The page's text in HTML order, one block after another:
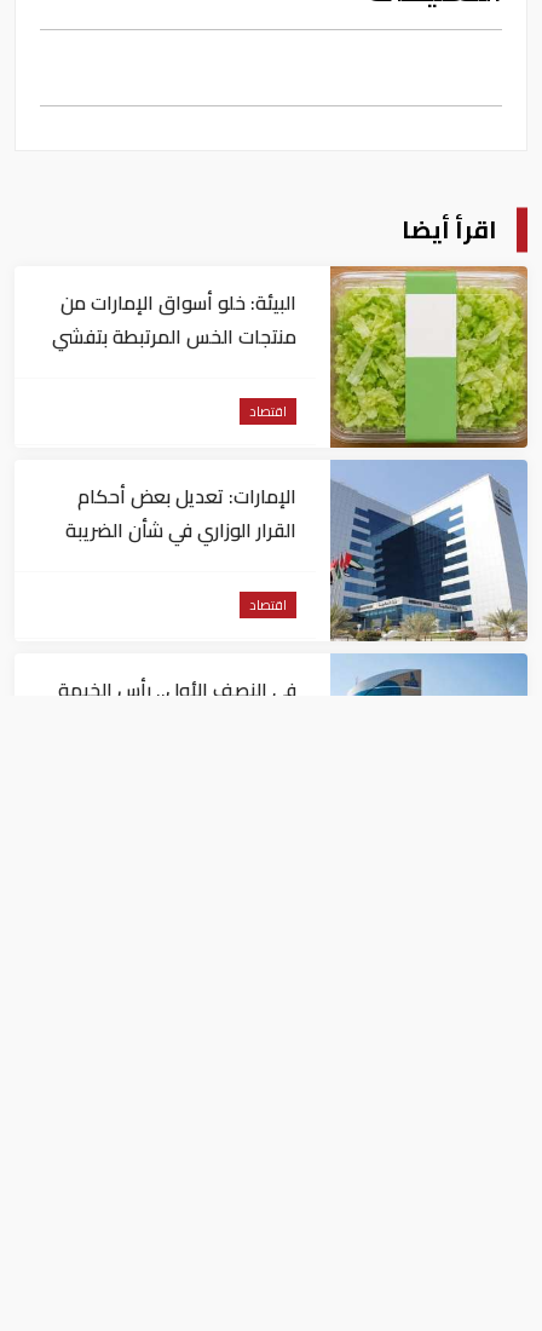
اقرأ أيضا
البيئة: خلو أسواق الإمارات من
منتجات الخس المرتبطة بتفشي
اقتصاد
الإمارات: تعديل بعض أحكام
القرار الوزاري في شأن الضريبة
اقتصاد
في النصف الأول.. رأس الخيمة